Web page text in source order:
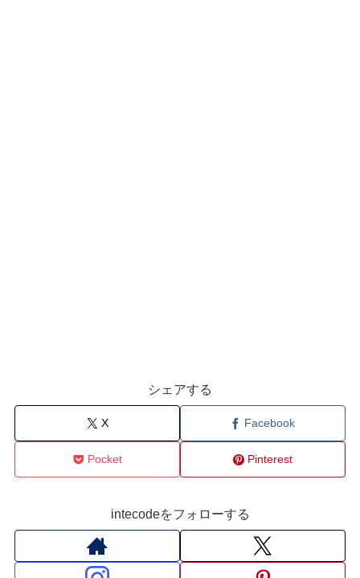
シェアする
X Facebook
Pocket Pinterest
intecodeをフォローする